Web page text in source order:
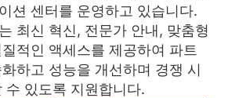
션 센터를 운영하고 있습니다.
최신 혁신, 전문가 안내, 맞춤형
적인 액세스를 제공하여 파트
하고 성능을 개선하며 경쟁 시
수 있도록 지원합니다.